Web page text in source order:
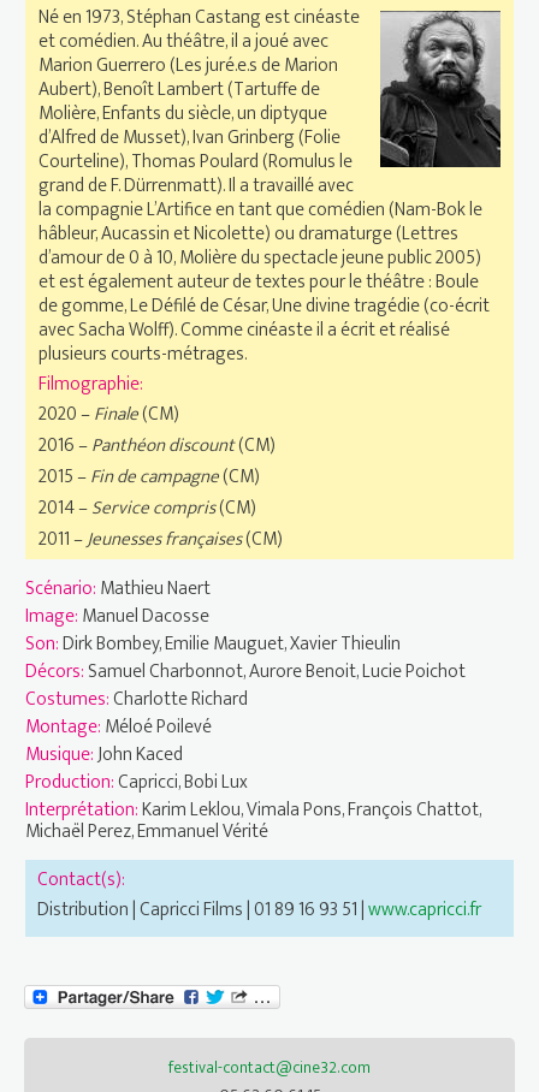
Né en 1973, Stéphan Castang est cinéaste
et comédien. Au théâtre, il a joué avec
Marion Guerrero (Les juré.e.s de Marion
Aubert), Benoît Lambert (Tartuffe de
Molière, Enfants du siècle, un diptyque
d’Alfred de Musset), Ivan Grinberg (Folie
Courteline), Thomas Poulard (Romulus le
grand de F. Dürrenmatt). Il a travaillé avec
la compagnie L’Artifice en tant que comédien (Nam-Bok le
hâbleur, Aucassin et Nicolette) ou dramaturge (Lettres
d’amour de 0 à 10, Molière du spectacle jeune public 2005)
et est également auteur de textes pour le théâtre : Boule
de gomme, Le Défilé de César, Une divine tragédie (co-écrit
avec Sacha Wolff). Comme cinéaste il a écrit et réalisé
plusieurs courts-métrages.
Filmographie:
2020 –Finale(CM)
2016 –Panthéon discount(CM)
2015 –Fin de campagne(CM)
2014 –Service compris(CM)
2011 –Jeunesses françaises(CM)
Scénario:Mathieu Naert
Image:Manuel Dacosse
Son:Dirk Bombey, Emilie Mauguet, Xavier Thieulin
Décors:Samuel Charbonnot, Aurore Benoit, Lucie Poichot
Costumes:Charlotte Richard
Montage:Méloé Poilevé
Musique:John Kaced
Production:Capricci, Bobi Lux
Interprétation:Karim Leklou, Vimala Pons, François Chattot,
Michaël Perez, Emmanuel Vérité
Contact(s):
Distribution | Capricci Films | 01 89 16 93 51 |www.capricci.fr
festival-contact@cine32.com